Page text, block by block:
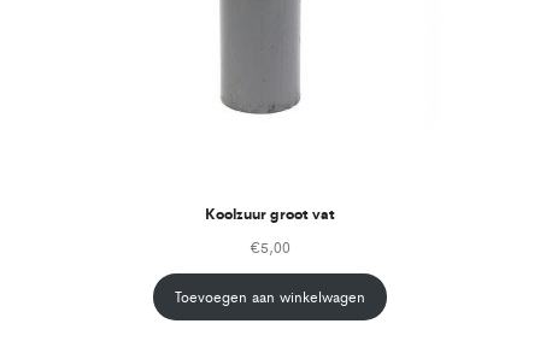
Koolzuur groot vat
€5,00
Toevoegen aan winkelwagen